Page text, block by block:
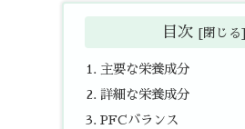
目次
主要な栄養成分
詳細な栄養成分
PFCバランス